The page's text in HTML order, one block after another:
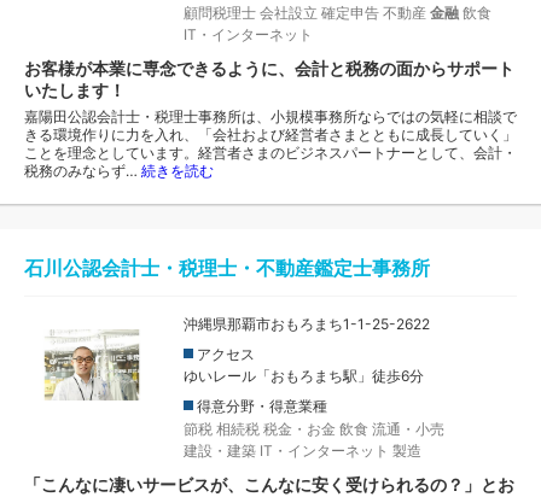
顧問税理士 会社設立 確定申告 不動産 金融 飲食
IT・インターネット
お客様が本業に専念できるように、会計と税務の面からサポート
いたします！
嘉陽田公認会計士・税理士事務所は、小規模事務所ならではの気軽に相談で
きる環境作りに力を入れ、「会社および経営者さまとともに成長していく」
ことを理念としています。経営者さまのビジネスパートナーとして、会計・
税務のみならず… 続きを読む
石川公認会計士・税理士・不動産鑑定士事務所
沖縄県那覇市おもろまち1-1-25-2622
アクセス
ゆいレール「おもろまち駅」徒歩6分
得意分野・得意業種
節税 相続税 税金・お金 飲食 流通・小売
建設・建築 IT・インターネット 製造
「こんなに凄いサービスが、こんなに安く受けられるの？」とお